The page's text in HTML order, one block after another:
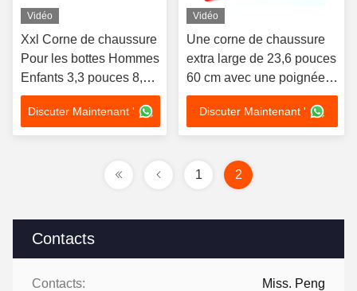
Contacts
Contacts: Miss. Peng
Vidéo
Xxl Corne de chaussure
Pour les bottes Hommes
Enfants 3,3 pouces 8,5
cm Mini Short Shoe
Shine Kit Accessoires
Discuter Maintenant '
Vidéo
Une corne de chaussure
extra large de 23,6 pouces
60 cm avec une poignée
longue facilite le port et le
retrait des chaussures
Discuter Maintenant '
1 2